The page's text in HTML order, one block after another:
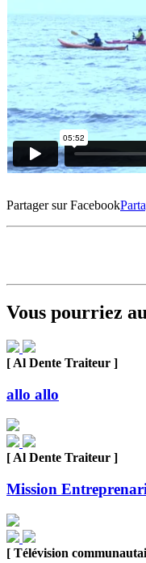
Partager sur Facebook
Vous pourriez
[ Al Dente Traiteur ]
allo allo
[ Al Dente Traiteur ]
Mission
[ Télévision